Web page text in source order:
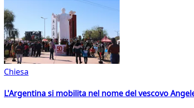
Chiesa
L'Argentina si mobilita nel nome del vescovo